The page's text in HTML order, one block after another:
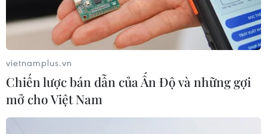
giám sát, qua đó kịp thời phát hiện và xử phạt
nghiêm khắc đối với những trường hợp vi
phạm./.
(TTXVN/Vietnam+)
vietnamplus.vn
Chiến lược bán dẫn của Ấn Độ và những gợi
mở cho Việt Nam